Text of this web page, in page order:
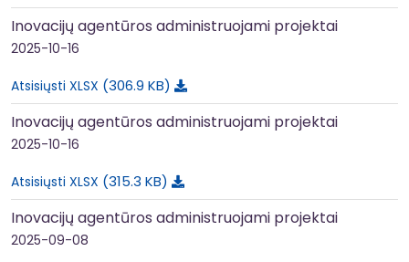
Inovacijų agentūros administruojami projektai
2025-10-16
Atsisiųsti XLSX 306.9 KB
Inovacijų agentūros administruojami projektai
2025-10-16
Atsisiųsti XLSX 315.3 KB
Inovacijų agentūros administruojami projektai
2025-09-08